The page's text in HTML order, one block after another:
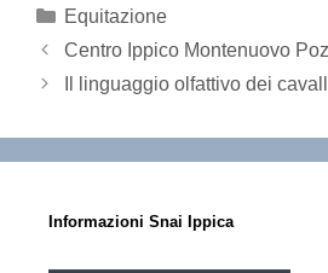
Categorie
Equitazione
Centro Ippico Montenuovo
Il linguaggio olfattivo dei
Informazioni Snai Ippica